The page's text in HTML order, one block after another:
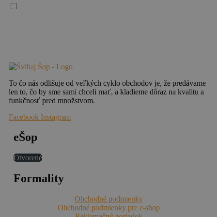
To čo nás odlišuje od veľkých cyklo obchodov je, že predávame
len to, čo by sme sami chceli mať, a kladieme dôraz na kvalitu a
funkčnosť pred množstvom.
Facebook Instagram
eŠop
Otvorené
Formality
Obchodné podmienky
Obchodné podmienky pre e-shop